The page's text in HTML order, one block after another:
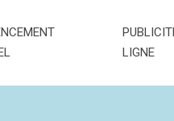
LIGNE